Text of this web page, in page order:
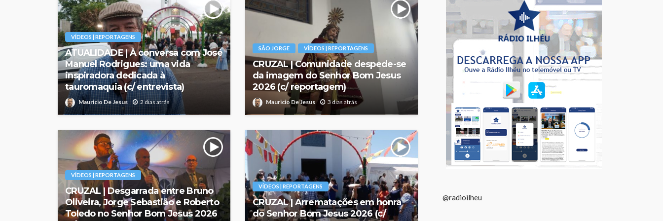
VÍDEOS | REPORTAGENS
ATUALIDADE | À conversa com José
Manuel Rodrigues: uma vida
inspiradora dedicada à
tauromaquia (c/ entrevista)
Mauricio De Jesus 2 dias atrás
SÃO JORGE VÍDEOS | REPORTAGENS
CRUZAL | Comunidade despede-se
da imagem do Senhor Bom Jesus
2026 (c/ reportagem)
Mauricio De Jesus 3 dias atrás
VÍDEOS | REPORTAGENS
CRUZAL | Desgarrada entre Bruno
Oliveira, Jorge Sebastião e Roberto
Toledo no Senhor Bom Jesus 2026
VÍDEOS | REPORTAGENS
CRUZAL | Arrematações em honra
do Senhor Bom Jesus 2026 (c/
@radioilheu